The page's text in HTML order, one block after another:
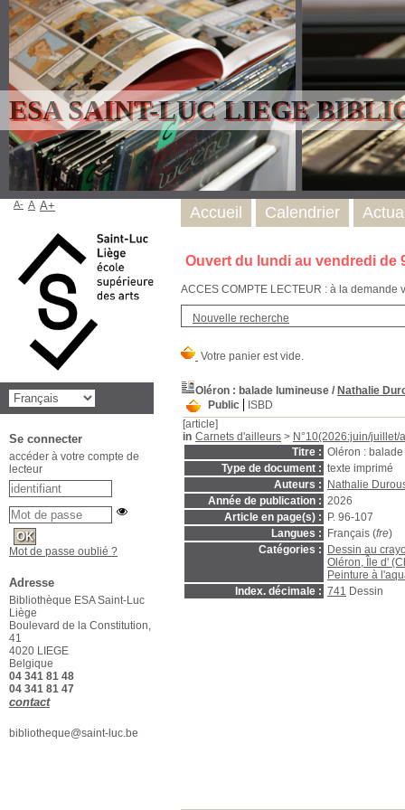
ESA SAINT-LUC LIEGE
Ouvert du lundi au vendredi de
ACCES COMPTE LECTEUR : à la
Nouvelle recherche
Oléron : balade lumineuse / Nathalie
Public
ISBD
[article]
in Carnets d'ailleurs > N°10(2026:juin/juillet/
Titre : Oléron :
Type de document : texte imprimé
Auteurs :
Nathalie
Année de publication : 2026
Article en page(s) :
P. 96-107
Langues :
Français (fre)
Catégories :
Dessin au
Oléron, Île d'
Peinture à
Index. décimale : 741 Dessin
Accueil Calendrier
A- A A+
Se connecter
accéder à votre compte de
lecteur
Mot de passe oublié ?
Adresse
Bibliothèque ESA Saint-Luc
Liège
Boulevard de la Constitution,
41
4020 LIEGE
Belgique
04 341 81 48
04 341 81 47
contact
bibliotheque@saint-luc.be